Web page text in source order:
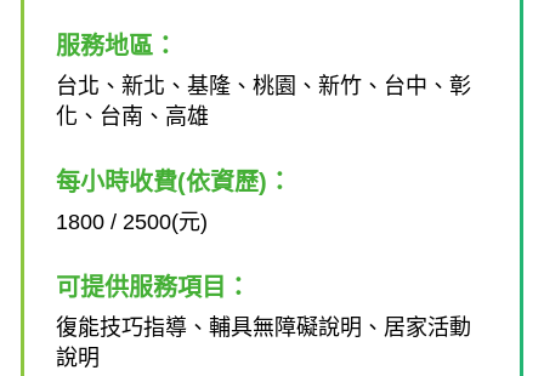
服務地區：
台北、新北、基隆、桃園、新竹、台中、彰
化、台南、高雄
每小時收費(依資歷)：
1800 / 2500(元)
可提供服務項目：
復能技巧指導、輔具無障礙說明、居家活動
說明